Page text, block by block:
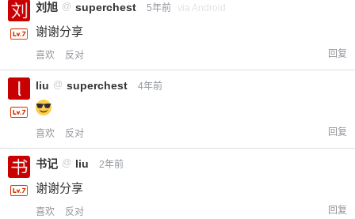
刘旭 @ superchest 5年前 via Android
谢谢分享
喜欢 反对 回复
liu @ superchest 4年前
喜欢 反对 回复
书记 @ liu 2年前
谢谢分享
喜欢 反对 回复